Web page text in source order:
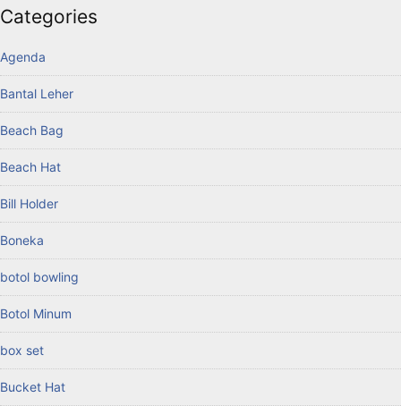
Categories
Agenda
Bantal Leher
Beach Bag
Beach Hat
Bill Holder
Boneka
botol bowling
Botol Minum
box set
Bucket Hat